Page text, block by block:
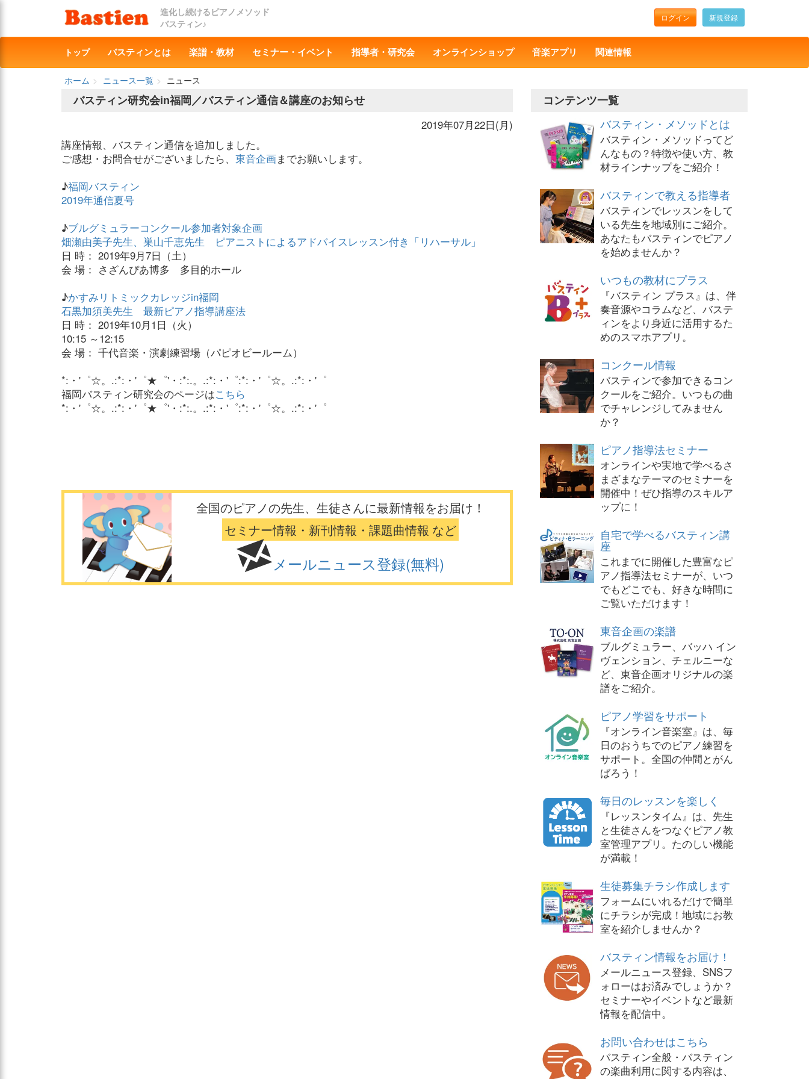
進化し続けるピアノメソッド
バスティン♪
ログイン 新規登録
トップ バスティンとは 楽譜・教材 セミナー・イベント 指導者・研究会 オンラインショップ 音楽アプリ 関連情報
ホーム ニュース一覧
ニュース
バスティン研究会in福岡／バスティン通信＆講座のお知らせ
2019年07月22日(月)
講座情報、バスティン通信を追加しました。
ご感想・お問合せがございましたら、 東音企画までお願いします。
♪福岡バスティン
2019年通信夏号
♪ブルグミュラーコンクール参加者対象企画
畑瀬由美子先生、巣山千恵先生 ピアニストによるアドバイスレッスン付き「リハーサル」
日 時： 2019年9月7日（土）
会 場： さざんぴあ博多 多目的ホール
♪かすみリトミックカレッジin福岡
石黒加須美先生 最新ピアノ指導講座法
日 時： 2019年10月1日（火）
10:15 ～12:15
会 場： 千代音楽・演劇練習場（パピオビールーム）
*:・'゜☆。.:*:・'゜★゜'・:*:.。.:*:・'゜:*:・'゜☆。.:*:・'゜
福岡バスティン研究会のページはこちら
*:・'゜☆。.:*:・'゜★゜'・:*:.。.:*:・'゜:*:・'゜☆。.:*:・'゜
全国のピアノの先生、生徒さんに最新情報をお届け！
セミナー情報・新刊情報・課題曲情報 など
メールニュース登録(無料)
コンテンツ一覧
バスティン・メソッドとは
バスティン・メソッドってど
んなもの？特徴や使い方、教
材ラインナップをご紹介！
バスティンで教える指導者
バスティンでレッスンをして
いる先生を地域別にご紹介。
あなたもバスティンでピアノ
を始めませんか？
いつもの教材にプラス
『バスティン プラス』は、伴
奏音源やコラムなど、バステ
ィンをより身近に活用するた
めのスマホアプリ。
コンクール情報
バスティンで参加できるコン
クールをご紹介。いつもの曲
でチャレンジしてみません
か？
ピアノ指導法セミナー
オンラインや実地で学べるさ
まざまなテーマのセミナーを
開催中！ぜひ指導のスキルア
ップに！
自宅で学べるバスティン講
座
これまでに開催した豊富なピ
アノ指導法セミナーが、いつ
でもどこでも、好きな時間に
ご覧いただけます！
東音企画の楽譜
ブルグミュラー、バッハ イン
ヴェンション、チェルニーな
ど、東音企画オリジナルの楽
譜をご紹介。
ピアノ学習をサポート
『オンライン音楽室』は、毎
日のおうちでのピアノ練習を
サポート。全国の仲間とがん
ばろう！
毎日のレッスンを楽しく
『レッスンタイム』は、先生
と生徒さんをつなぐピアノ教
室管理アプリ。たのしい機能
が満載！
生徒募集チラシ作成します
フォームにいれるだけで簡単
にチラシが完成！地域にお教
室を紹介しませんか？
バスティン情報をお届け！
メールニュース登録、SNSフ
ォローはお済みでしょうか？
セミナーやイベントなど最新
情報を配信中。
お問い合わせはこちら
バスティン全般・バスティン
の楽曲利用に関する内容は、